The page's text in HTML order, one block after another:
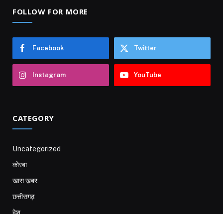
FOLLOW FOR MORE
Facebook Twitter
Instagram YouTube
CATEGORY
Uncategorized
कोरबा
खास ख़बर
छत्तीसगढ़
देश